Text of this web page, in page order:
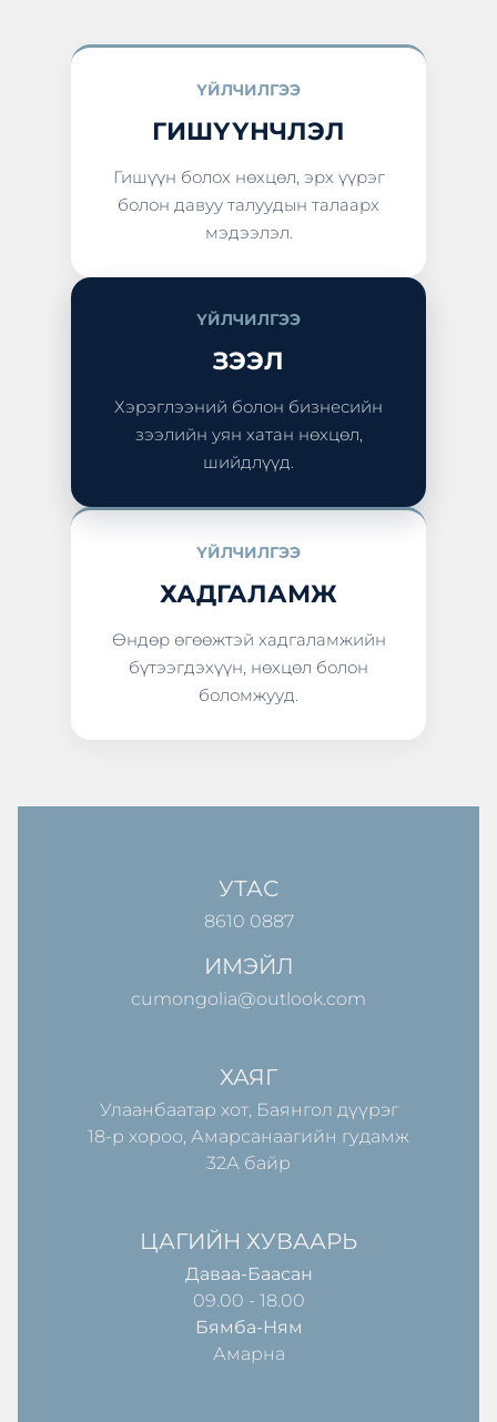
ҮЙЛЧИЛГЭЭ
ГИШҮҮНЧЛЭЛ
Гишүүн болох нөхцөл, эрх үүрэг
болон давуу талуудын талаарх
мэдээлэл.
ҮЙЛЧИЛГЭЭ
ЗЭЭЛ
Хэрэглээний болон бизнесийн
зээлийн уян хатан нөхцөл,
шийдлүүд.
ҮЙЛЧИЛГЭЭ
ХАДГАЛАМЖ
Өндөр өгөөжтэй хадгаламжийн
бүтээгдэхүүн, нөхцөл болон
боломжууд.
УТАС
8610 0887
ИМЭЙЛ
cumongolia@outlook.com
ХАЯГ
Улаанбаатар хот, Баянгол дүүрэг
18-р хороо, Амарсанаагийн гудамж
32А байр
ЦАГИЙН ХУВААРЬ
Даваа-Баасан
09.00 - 18.00
Бямба-Ням
Амарна